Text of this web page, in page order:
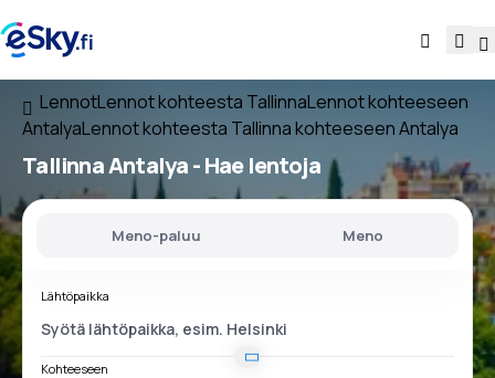
LennotLennot kohteesta TallinnaLennot kohteeseen
AntalyaLennot kohteesta Tallinna kohteeseen Antalya
Tallinna Antalya- Hae lentoja
Meno-paluu Meno
Lähtöpaikka
Kohteeseen